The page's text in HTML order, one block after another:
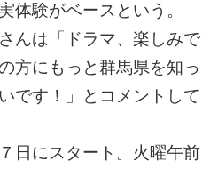
体験がベースという。
んは「ドラマ、楽しみで
方にもっと群馬県を知っ
です！」とコメントして
日にスタート。火曜午前